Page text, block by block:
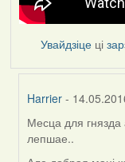
Увайдзіце ці
Harrier -
In
reply
Месца для
лепшае..